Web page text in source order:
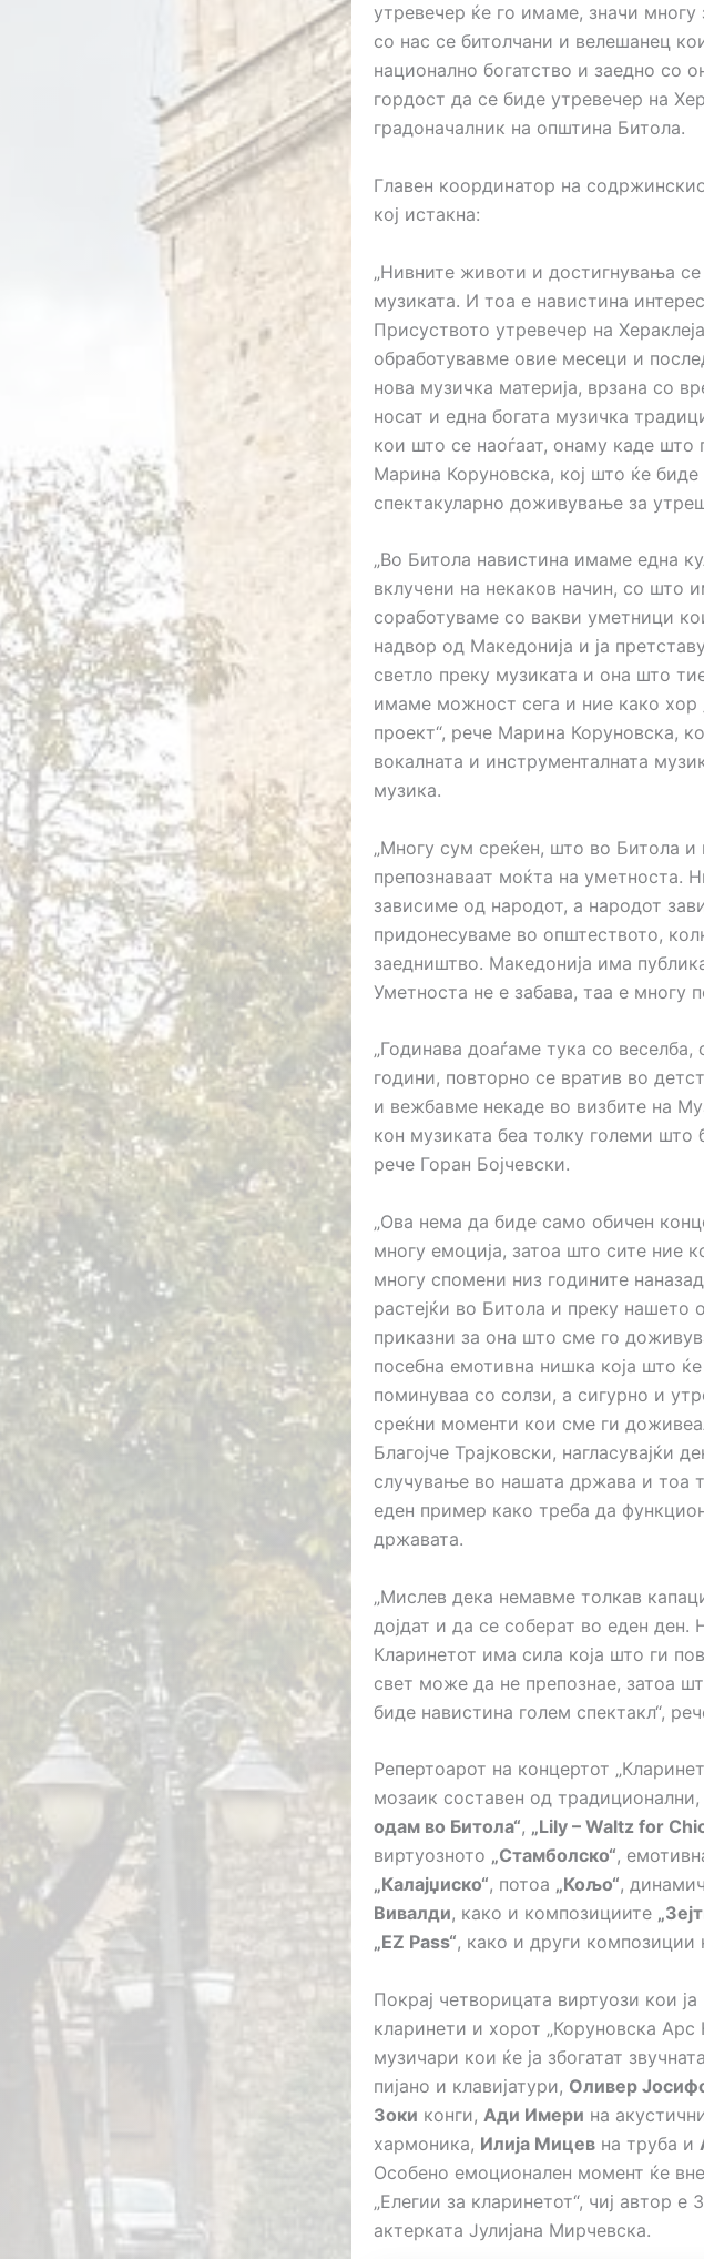
утревечер ќе го имаме, значи
со нас се битолчани и велешанец
национално богатство и заедно со
гордост да се биде утревечер на
градоначалник на општина Битола.
Главен координатор на
кој истакна:
„Нивните животи и достигнувања
музиката. И тоа е навистина
Присуството утревечер на
обработувавме овие месеци и
нова музичка материја, врзана со
носат и една богата музичка
кои што се наоѓаат, онаму каде што
Марина Коруновска, кој што ќе
спектакуларно доживување за
„Во Битола навистина имаме една
вклучени на некаков начин, со што
соработуваме со вакви уметници
надвор од Македонија и ја
светло преку музиката и она што
имаме можност сега и ние како хор
проект“, рече Марина Коруновска,
вокалната и инструменталната
музика.
„Многу сум среќен, што во Битола и
препознаваат моќта на уметноста.
зависиме од народот, а народот
придонесуваме во општеството,
заедништво. Македонија има
Уметноста не е забава, таа е многу
„Годинава доаѓаме тука со
години, повторно се вратив во
и вежбавме некаде во визбите на
кон музиката беа толку големи што
рече Горан Бојчевски.
„Ова нема да биде само обичен
многу емоција, затоа што сите ние
многу спомени низ годините
растејќи во Битола и преку
приказни за она што сме го
посебна емотивна нишка која што
поминуваа со солзи, а сигурно и
среќни моменти кои сме ги
Благојче Трајковски, нагласувајќи
случување во нашата држава и тоа
еден пример како треба да
државата.
„Мислев дека немавме толкав
дојдат и да се соберат во еден
Кларинетот има сила која што ги
свет може да не препознае, затоа
биде навистина голем спектакл“,
Репертоарот на концертот
мозаик составен од
одам во Битола“, „Lily – Waltz for
виртуозното „Стамболско“,
„Калајџиско“, потоа „Кољо“,
Вивалди, како и композициите
„EZ Pass“, како и други композиции
Покрај четворицата виртуози кои
кларинети и хорот „Коруновска Арс
музичари кои ќе ја збогатат
пијано и клавијатури, Оливер
Зоки конги, Ади Имери на
хармоника, Илија Мицев на труба и
Особено емоционален момент ќе
„Елегии за кларинетот“, чиј автор
актерката Јулијана Мирчевска.